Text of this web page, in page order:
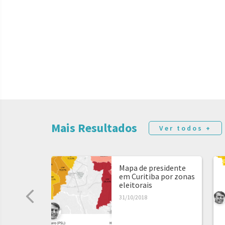
Mais Resultados Ver todos +
Mapa de presidente
em Curitiba por zonas
eleitorais
31/10/2018